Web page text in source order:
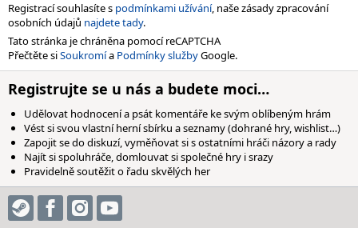
Registrací souhlasíte s podmínkami užívání, naše zásady zpracování
osobních údajů najdete tady.
Tato stránka je chráněna pomocí reCAPTCHA
Přečtěte siSoukromía Podmínky službyGoogle.
Registrujte se u nás a budete moci…
Udělovat hodnocení a psát komentáře ke svým oblíbeným hrám
Vést si svou vlastní herní sbírku a seznamy (dohrané hry, wishlist…)
Zapojit se do diskuzí, vyměňovat si s ostatními hráči názory a rady
Najít si spoluhráče, domlouvat si společné hry i srazy
Pravidelně soutěžit o řadu skvělých her